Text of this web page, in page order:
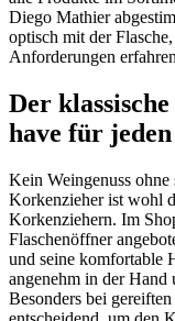
Diego Mathier
optisch mit der
Anforderungen
Der
have für
Kein Weingenuss
Korkenzieher ist wohl
Korkenziehern. Im
Flaschenöffner
und seine komfortable
angenehm in der
Besonders bei